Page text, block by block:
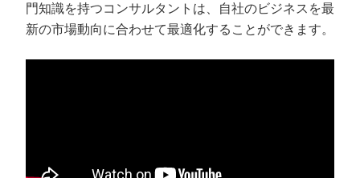
門知識を持つコンサルタントは、自社のビジネスを最
新の市場動向に合わせて最適化することができます。